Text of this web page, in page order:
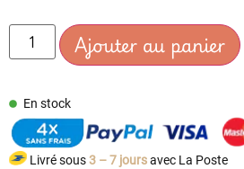
Ajouter au panier
En stock
Livré sous3 – 7 joursavec La Poste